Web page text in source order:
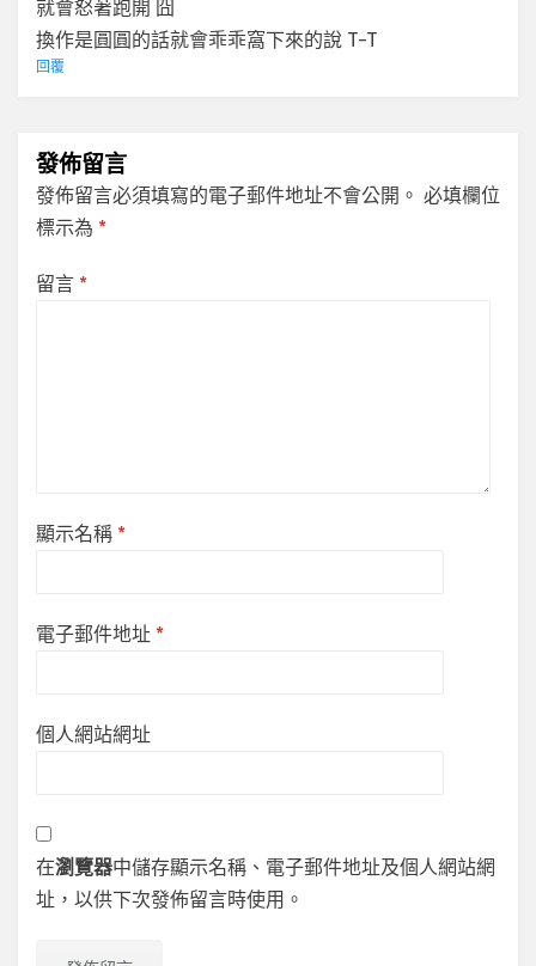
就會怒著跑開 囧
換作是圓圓的話就會乖乖窩下來的說 T-T
回覆
發佈留言
發佈留言必須填寫的電子郵件地址不會公開。 必填欄位
標示為 *
留言 *
顯示名稱 *
電子郵件地址 *
個人網站網址
在瀏覽器中儲存顯示名稱、電子郵件地址及個人網站網
址，以供下次發佈留言時使用。